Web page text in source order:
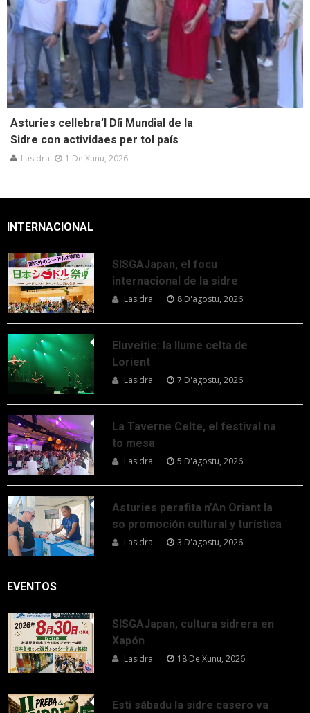
Asturies cellebra’l Díi Mundial de la
Sidre con actividaes per tol país
Lasidra 1 De Xunu, 2026
INTERNACIONAL
SISGAJapan, el focu
internacional de la sidre
Lasidra 8 D'agostu, 2026
Eluveitie: la llume celta de
Lorient
Lasidra 7 D'agostu, 2026
La Taverne Celte, el festival na
to mesa
Lasidra 5 D'agostu, 2026
Asturies perafita n’An Oriant la
so promoción cultural y turística
Lasidra 3 D'agostu, 2026
EVENTOS
SISGAJapan, cultura sidrera en
Xapón
Lasidra 18 De Xunu, 2026
Esti sábadu la sidre casero va